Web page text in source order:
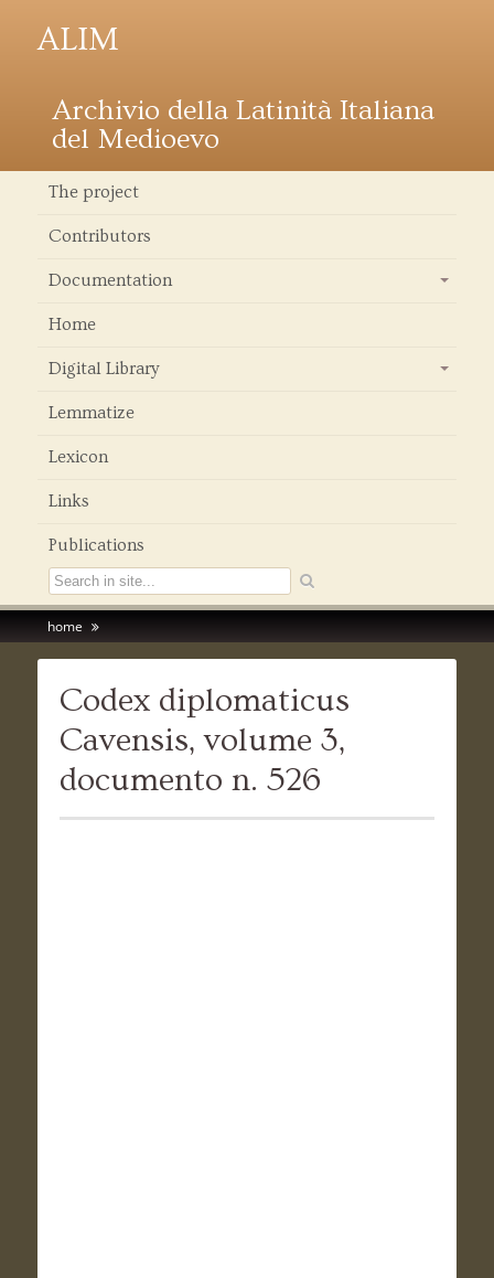
ALIM
Archivio della Latinità Italiana
del Medioevo
The project
Contributors
Documentation
Home
Digital Library
Lemmatize
Lexicon
Links
Publications
home
Codex diplomaticus
Cavensis, volume 3,
documento n. 526